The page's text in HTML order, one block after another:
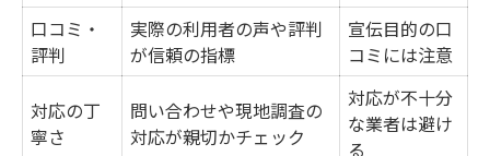
口コミ・
評判
実際の利用者の声や評判
が信頼の指標
宣伝目的の口
コミには注意
対応の丁
寧さ
問い合わせや現地調査の
対応が親切かチェック
対応が不十分
な業者は避け
る